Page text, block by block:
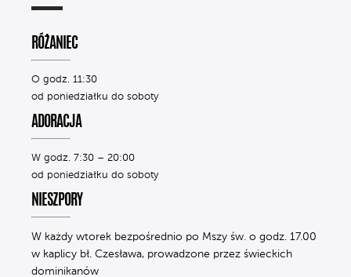
RÓŻANIEC
O godz. 11:30
od poniedziałku do soboty
ADORACJA
W godz. 7:30 – 20:00
od poniedziałku do soboty
NIESZPORY
W każdy wtorek bezpośrednio po Mszy św. o godz. 17.00
w kaplicy bł. Czesława, prowadzone przez świeckich
dominikanów